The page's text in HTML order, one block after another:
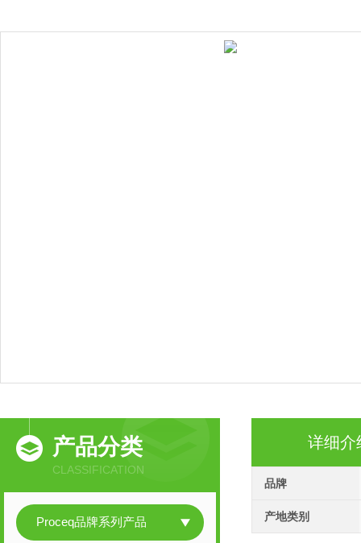
产品分类
CLASSIFICATION
Proceq品牌系列产品
详细介
品牌
产地类别